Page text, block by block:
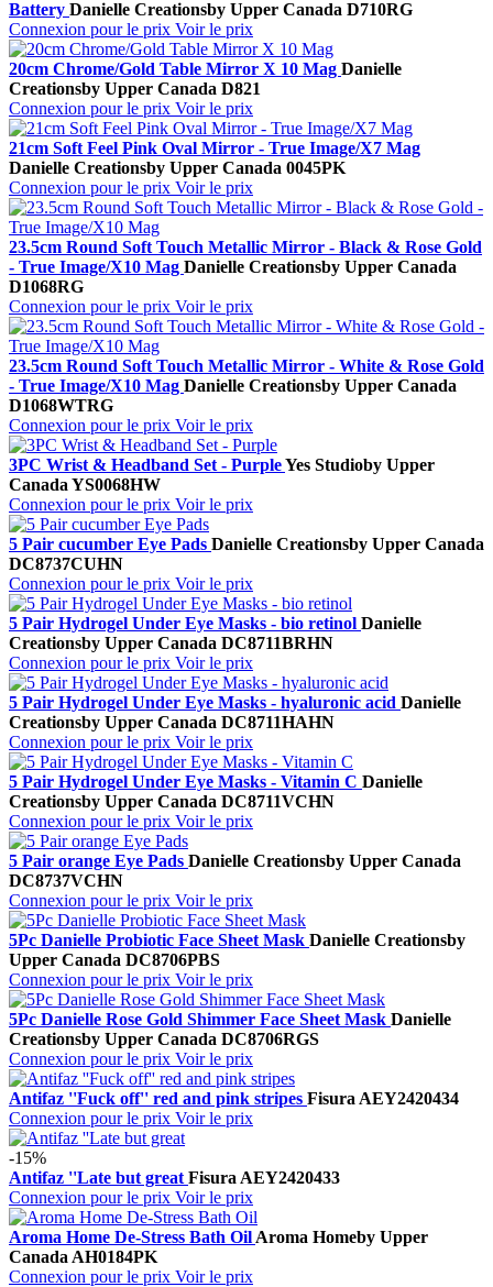
Battery Danielle Creationsby Upper Canada D710RG
Connexion pour le prix Voir le prix
20cm Chrome/Gold Table Mirror X 10 Mag Danielle
Creationsby Upper Canada D821
Connexion pour le prix Voir le prix
21cm Soft Feel Pink Oval Mirror - True Image/X7 Mag
Danielle Creationsby Upper Canada 0045PK
Connexion pour le prix Voir le prix
23.5cm Round Soft Touch Metallic Mirror - Black & Rose Gold
- True Image/X10 Mag Danielle Creationsby Upper Canada
D1068RG
Connexion pour le prix Voir le prix
23.5cm Round Soft Touch Metallic Mirror - White & Rose Gold
- True Image/X10 Mag Danielle Creationsby Upper Canada
D1068WTRG
Connexion pour le prix Voir le prix
3PC Wrist & Headband Set - PurpleYes Studioby Upper
Canada YS0068HW
Connexion pour le prix Voir le prix
5 Pair cucumber Eye Pads Danielle Creationsby Upper Canada
DC8737CUHN
Connexion pour le prix Voir le prix
5 Pair Hydrogel Under Eye Masks - bio retinol Danielle
Creationsby Upper Canada DC8711BRHN
Connexion pour le prix Voir le prix
5 Pair Hydrogel Under Eye Masks - hyaluronic acid Danielle
Creationsby Upper Canada DC8711HAHN
Connexion pour le prix Voir le prix
5 Pair Hydrogel Under Eye Masks - Vitamin C Danielle
Creationsby Upper Canada DC8711VCHN
Connexion pour le prix Voir le prix
5 Pair orange Eye Pads Danielle Creationsby Upper Canada
DC8737VCHN
Connexion pour le prix Voir le prix
5Pc Danielle Probiotic Face Sheet Mask Danielle Creationsby
Upper Canada DC8706PBS
Connexion pour le prix Voir le prix
5Pc Danielle Rose Gold Shimmer Face Sheet Mask Danielle
Creationsby Upper Canada DC8706RGS
Connexion pour le prix Voir le prix
Antifaz ''Fuck off'' red and pink stripes Fisura AEY2420434
Connexion pour le prix Voir le prix
-15%
Antifaz ''Late but great Fisura AEY2420433
Connexion pour le prix Voir le prix
Aroma Home De-Stress Bath Oil Aroma Homeby Upper
Canada AH0184PK
Connexion pour le prix Voir le prix